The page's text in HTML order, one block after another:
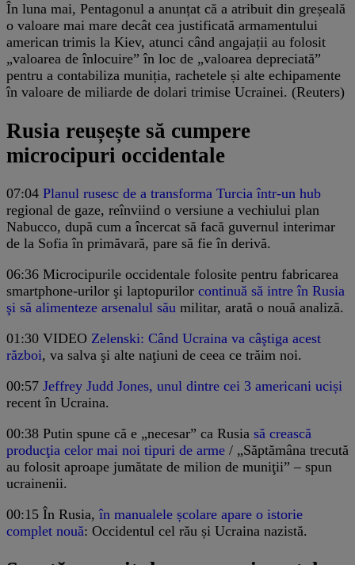
În luna mai, Pentagonul a anunțat că a atribuit din greșeală
o valoare mai mare decât cea justificată armamentului
american trimis la Kiev, atunci când angajații au folosit
„valoarea de înlocuire” în loc de „valoarea depreciată”
pentru a contabiliza muniția, rachetele și alte echipamente
în valoare de miliarde de dolari trimise Ucrainei. (Reuters)
Rusia reușește să cumpere
microcipuri occidentale
07:04 Planul rusesc de a transforma Turcia într-un hub
regional de gaze, reînviind o versiune a vechiului plan
Nabucco, după cum a încercat să facă guvernul interimar
de la Sofia în primăvară, pare să fie în derivă.
06:36 Microcipurile occidentale folosite pentru fabricarea
smartphone-urilor şi laptopurilor continuă să intre în Rusia
şi să alimenteze arsenalul său militar, arată o nouă analiză.
01:30 VIDEO Zelenski: Când Ucraina va câştiga acest
război, va salva şi alte naţiuni de ceea ce trăim noi.
00:57 Jeffrey Judd Jones, unul dintre cei 3 americani uciși
recent în Ucraina.
00:38 Putin spune că e „necesar” ca Rusia să crească
producţia celor mai noi tipuri de arme / „Săptămâna trecută
au folosit aproape jumătate de milion de muniţii” – spun
ucrainenii.
00:15 În Rusia, în manualele școlare apare o istorie
complet nouă: Occidentul cel rău și Ucraina nazistă.